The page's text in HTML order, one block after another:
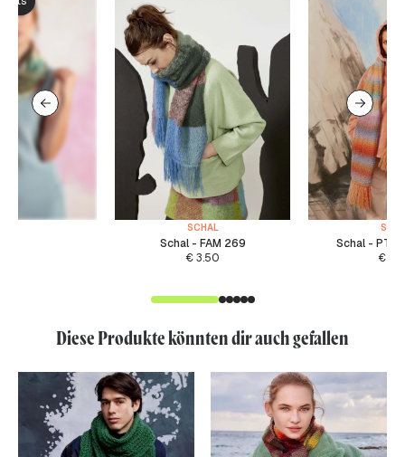
SCHAL
Schal - FAM 269
€3.50
Schal - PTO
€
Diese Produkte könnten dir auch gefallen